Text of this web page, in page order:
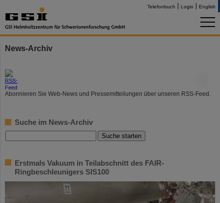
Telefonbuch Login English
News-Archiv
Abonnieren Sie Web-News und Pressemitteilungen über unseren RSS-Feed.
Suche im News-Archiv
Erstmals Vakuum in Teilabschnitt des FAIR-
Ringbeschleunigers SIS100